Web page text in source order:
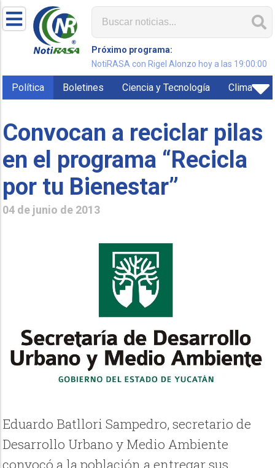
Próximo programa:
NotiRASA con Rigel Alonzo hoy a las 19:00:00
Política Boletines Ciencia y Tecnología Clima
Convocan a reciclar pilas
en el programa “Recicla
por tu Bienestar”
04 de junio de 2013
Eduardo Batllori Sampedro, secretario de
Desarrollo Urbano y Medio Ambiente
convocó a la población a entregar sus